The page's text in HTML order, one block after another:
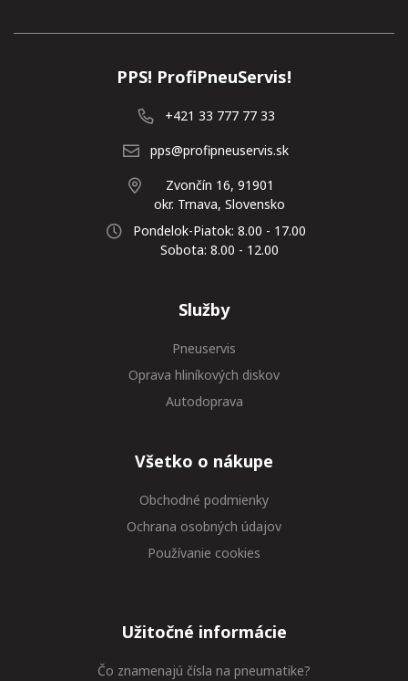
PPS! ProfiPneuServis!
+421 33 777 77 33
pps@profipneuservis.sk
Zvončín 16, 91901
okr. Trnava, Slovensko
Pondelok-Piatok: 8.00 - 17.00
Sobota: 8.00 - 12.00
Služby
Pneuservis
Oprava hliníkových diskov
Autodoprava
Všetko o nákupe
Obchodné podmienky
Ochrana osobných údajov
Používanie cookies
Užitočné informácie
Čo znamenajú čísla na pneumatike?